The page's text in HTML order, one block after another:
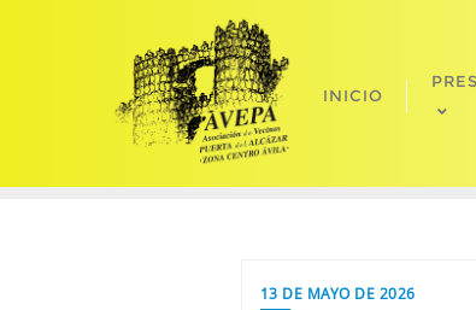
INICIO
13 DE MAYO DE 2026